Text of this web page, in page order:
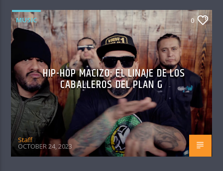
MUSIC 0
HIP-HOP MACIZO: EL LINAJE DE LOS
CABALLEROS DEL PLAN G
Staff
OCTOBER 24, 2023